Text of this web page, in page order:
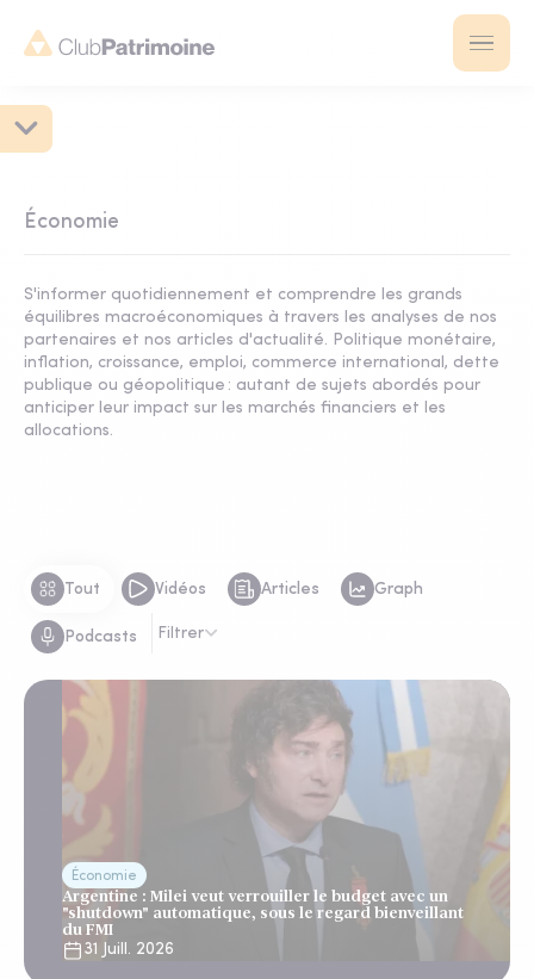
Économie
S'informer quotidiennement et comprendre les grands
équilibres macroéconomiques à travers les analyses de nos
partenaires et nos articles d'actualité. Politique monétaire,
inflation, croissance, emploi, commerce international, dette
publique ou géopolitique : autant de sujets abordés pour
anticiper leur impact sur les marchés financiers et les
allocations.
Tout Vidéos Articles Graph
Podcasts Filtrer
Économie
Argentine : Milei veut verrouiller le budget avec un
"shutdown" automatique, sous le regard bienveillant
du FMI
31 Juill. 2026